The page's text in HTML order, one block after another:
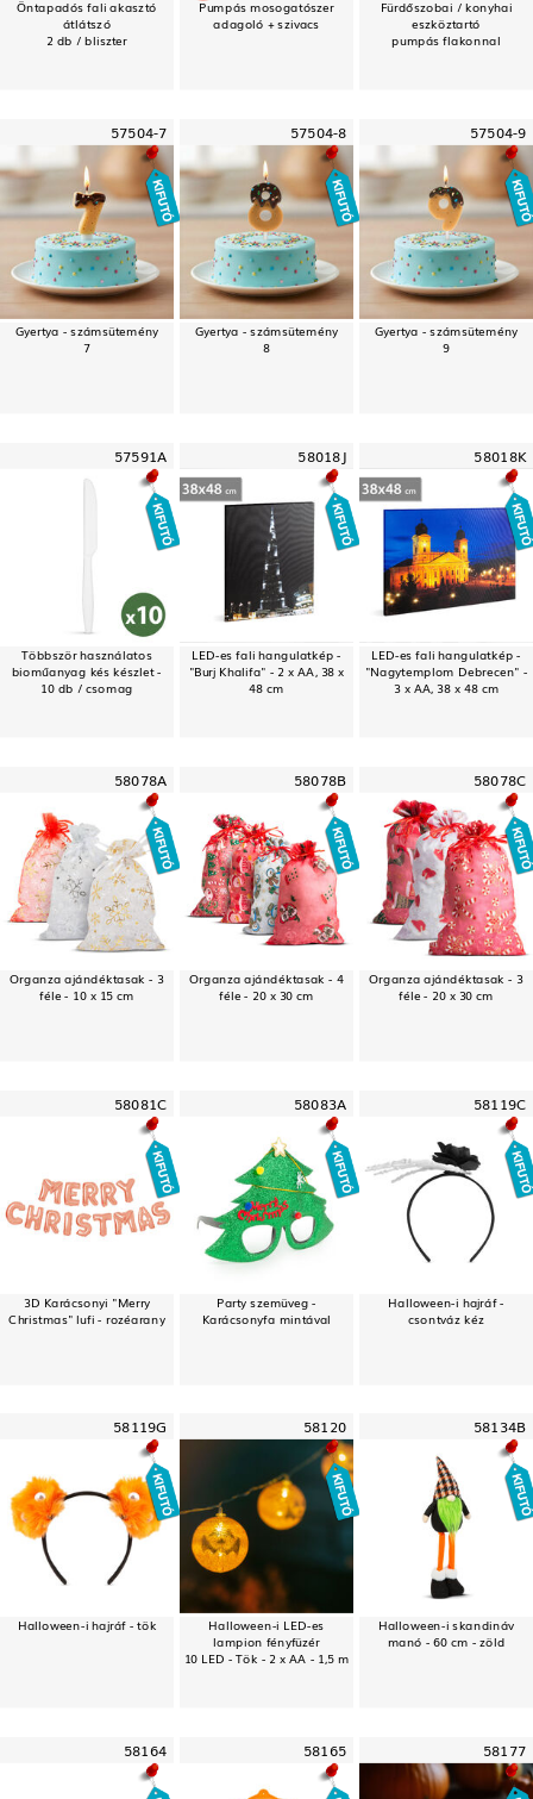
Öntapadós fali akasztó
átlátszó
2 db / bliszter
Pumpás mosogatószer
adagoló + szivacs
Fürdőszobai / konyhai
eszköztartó
pumpás flakonnal
57504-7
Gyertya - számsütemény
7
57504-8
Gyertya - számsütemény
8
57504-9
Gyertya - számsütemény
9
57591A
Többször használatos
bioműanyag kés készlet -
10 db / csomag
58018J
LED-es fali hangulatkép -
"Burj Khalifa" - 2 x AA, 38 x
48 cm
58018K
LED-es fali hangulatkép -
"Nagytemplom Debrecen" -
3 x AA, 38 x 48 cm
58078A
Organza ajándéktasak - 3
féle - 10 x 15 cm
58078B
Organza ajándéktasak - 4
féle - 20 x 30 cm
58078C
Organza ajándéktasak - 3
féle - 20 x 30 cm
58081C
3D Karácsonyi "Merry
Christmas" lufi - rozéarany
58083A
Party szemüveg -
Karácsonyfa mintával
58119C
Halloween-i hajráf -
csontváz kéz
58119G
Halloween-i hajráf - tök
58120
Halloween-i LED-es
lampion fényfüzér
10 LED - Tök - 2 x AA - 1,5 m
58134B
Halloween-i skandináv
manó - 60 cm - zöld
58164 58165 58177